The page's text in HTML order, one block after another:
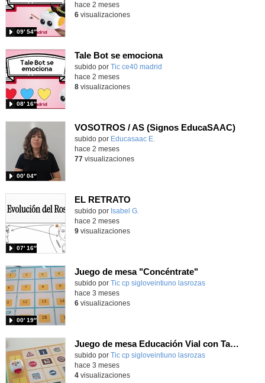
09′ 54″
hace 2 meses
6visualizaciones
Tale Bot se emociona
subido por Tic ce40 madrid
08′ 16″
hace 2 meses
8visualizaciones
VOSOTROS / AS (Signos EducaSAAC)
Contenido educativo.
subido por Educasaac E.
00′ 04″
hace 2 meses
77visualizaciones
EL RETRATO
Contenido educativo.
subido por Isabel G.
07′ 16″
hace 2 meses
9visualizaciones
Juego de mesa "Concéntrate"
Contenido educativo.
subido por Tic cp sigloveintiuno lasrozas
00′ 19″
-
hace 3 meses
6visualizaciones
Juego de mesa Educación Vial con Tale-bot
Contenido educativo.
subido por Tic cp sigloveintiuno lasrozas-
hace 3 meses
4visualizaciones